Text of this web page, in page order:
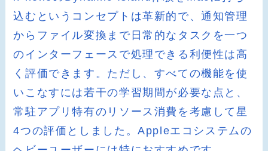
込むというコンセプトは革新的で、通知管理
からファイル変換まで日常的なタスクを一つ
のインターフェースで処理できる利便性は高
く評価できます。ただし、すべての機能を使
いこなすには若干の学習期間が必要な点と、
常駐アプリ特有のリソース消費を考慮して星
4つの評価としました。Appleエコシステムの